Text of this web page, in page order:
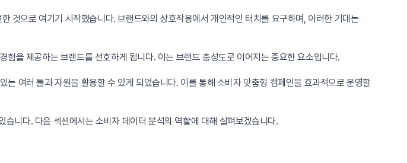
것으로 여기기 시작했습니다. 브랜드와의 상호작용에서 개인적인 터치를 요구하며, 이러한 기대는
을 제공하는 브랜드를 선호하게 됩니다. 이는 브랜드 충성도로 이어지는 중요한 요소입니다.
여러 툴과 자원을 활용할 수 있게 되었습니다. 이를 통해 소비자 맞춤형 캠페인을 효과적으로 운영할
니다. 다음 섹션에서는 소비자 데이터 분석의 역할에 대해 살펴보겠습니다.